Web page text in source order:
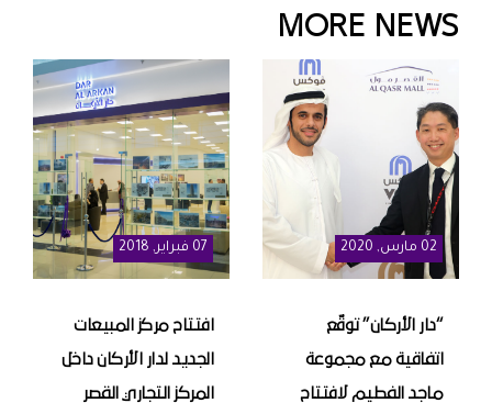
MORE NEWS
02 مارس, 2020
“دار الأركان” توقّع
اتفاقية مع مجموعة
ماجد الفطيم لافتتاح
07 فبراير, 2018
افتتاح مركز المبيعات
الجديد لدار الأركان داخل
المركز التجاري القصر